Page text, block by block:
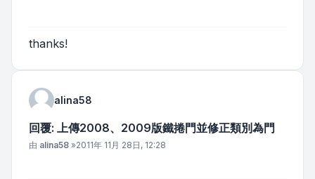
thanks!
alina58
回覆: 上傳2008、2009版鐵捲門並修正類別為門
文章
由 alina58 »2011年 11月 28日, 12:28